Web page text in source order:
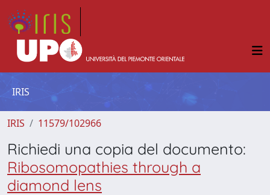
IRIS
IRIS 11579/102966
Richiedi una copia del documento:
Ribosomopathies through a
diamond lens